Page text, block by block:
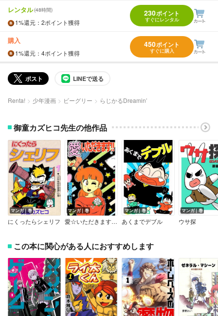
レンタル(48時間)
1%還元 ：2ポイント獲得
230ポイント
すぐにレンタル
購入
1%還元 ：4ポイント獲得
450ポイント
すぐに購入
ポスト LINEで送る
Renta! 少年漫画 ビーグリー らじかるDreamin’
御童カズヒコ先生の他作品
マンガ｜巻
にくったらシェリフ
マンガ｜巻
愛☆いただきます！！
マンガ｜巻
あくまでデブル
マンガ｜巻
ウサ探
この本に関心がある人におすすめします